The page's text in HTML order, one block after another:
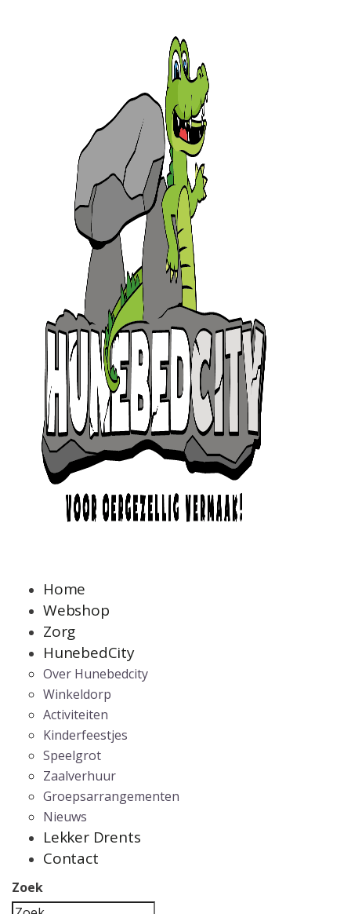
Home
Webshop
Zorg
HunebedCity
Over Hunebedcity
Winkeldorp
Activiteiten
Kinderfeestjes
Speelgrot
Zaalverhuur
Groepsarrangementen
Nieuws
Lekker Drents
Contact
Zoek